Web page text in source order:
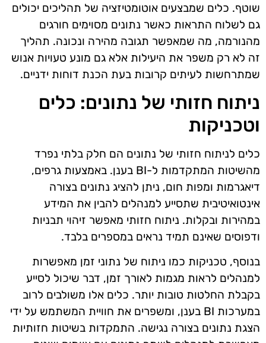
שוטף. כלים שמבצעים אוטומטיזציה של תהליכים יכולים
גם לשלוח התראות כאשר נתונים מסוימים חורגים
מהנורמה, מה שמאפשר תגובה מהירה ונכונה. תהליך
זה לא רק משפר את היעילות אלא גם מונע טעויות אנוש
שמתרחשות לעיתים קרובות בעת הכנת דוחות ידניים.
ניתוח חזותי של נתונים: כלים
וטכניקות
כלים לניתוח חזותי של נתונים הם חלק בלתי נפרד
מהשיטות המתקדמות ל-BI בענן. באמצעות גרפים,
דיאגרמות ומפות חום, ניתן להציג נתונים בצורה
אינטואיטיבית שתסייע למנהלים להבין את המידע
במהירות ובקלות. ניתוח חזותי מאפשר זיהוי תבניות
ודפוסים שאינם תמיד נראים במספרים בלבד.
בנוסף, טכניקות כמו ניתוח של נתוני זמן מאפשרות
למנהלים לראות מגמות לאורך זמן, דבר שיכול לסייע
בקבלת החלטות טובות יותר. כלים אלו משולבים לרוב
במערכות BI בענן, ומשפרים את חוויית המשתמש על ידי
הצגת נתונים בצורה נגישה. התמקדות בשיטות חזותיות